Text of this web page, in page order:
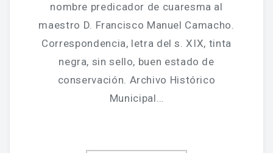
nombre predicador de cuaresma al
maestro D. Francisco Manuel Camacho.
Correspondencia, letra del s. XIX, tinta
negra, sin sello, buen estado de
conservación. Archivo Histórico
Municipal…